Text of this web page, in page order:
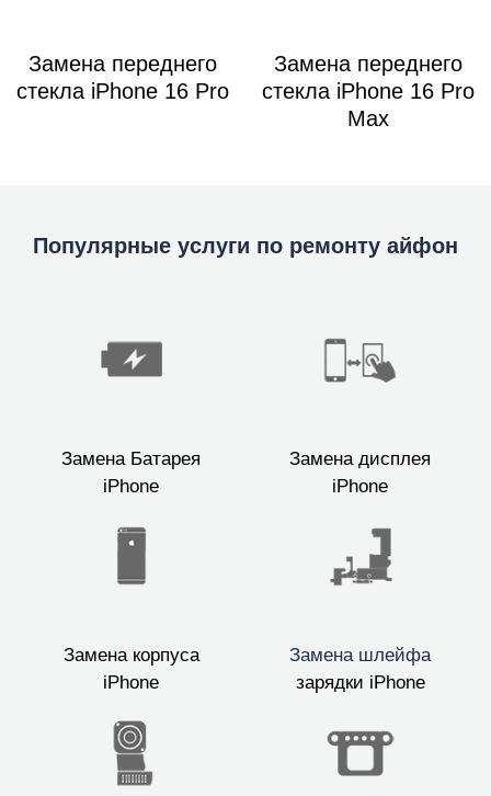
Замена переднего
стекла iPhone 16 Pro
Замена переднего
стекла iPhone 16 Pro
Max
Популярные услуги по ремонту айфон
Замена Батарея
iPhone
Замена дисплея
iPhone
Замена корпуса
iPhone
Замена шлейфа
зарядки iPhone